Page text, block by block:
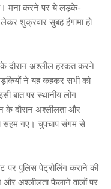
मना करने पर ये लड़के-
शुक्रवार सुबह हंगामा हो
के दौरान अश्लील हरकत करने
ने यह कहकर सभी को
बात पर स्थानीय लोग
के दौरान अश्लीलता और
सहम गए। चुपचाप संगम से
पर पुलिस पेट्रोलिंग कराने की
अश्लीलता फैलाने वालों पर